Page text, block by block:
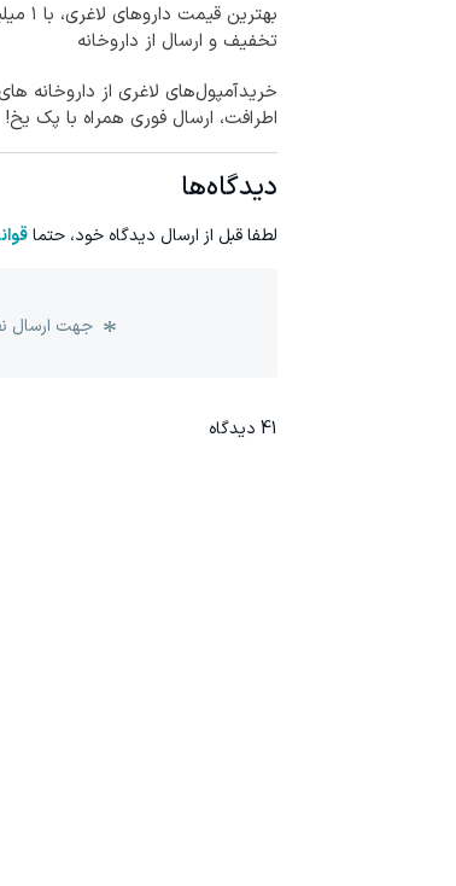
بهترین قیمت
تخفیف و ارسال از داروخانه‌
خریدآمپول‌های لاغری از داروخانه
اطرافت، ارسال فوری همراه با پک یخ!
دیدگاه‌ها
لطفا قبل از ارسال دیدگاه خود، حتما
جهت ارسال
41 دیدگاه